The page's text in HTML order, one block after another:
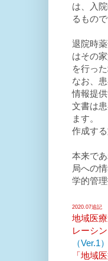
は、入
るもので
退院時
はその
を行っ
なお、
情報提
文書は
ます。
作成す
本来で
局への
学的管
2020.07追記
地域医
レーシ
（Ver.1）
「地域